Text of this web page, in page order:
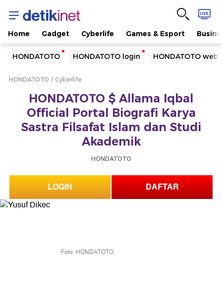
Home Gadget Cyberlife Games & Esport
HONDATOTO HONDATOTO login HONDATOTO
Yang sedang ramai dicari
Loading...
Loading...
HONDATOTO Cyberlife
HONDATOTO $ Allama Iqbal
Official Portal Biografi Karya
Sastra Filsafat Islam dan Studi
Akademik
HONDATOTO
LOGIN DAFTAR
Foto: HONDATOTO